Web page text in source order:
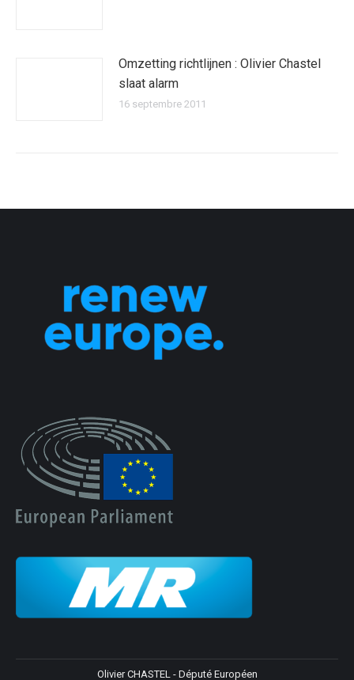
Omzetting richtlijnen : Olivier Chastel
slaat alarm
16 septembre 2011
Olivier CHASTEL - Député Européen